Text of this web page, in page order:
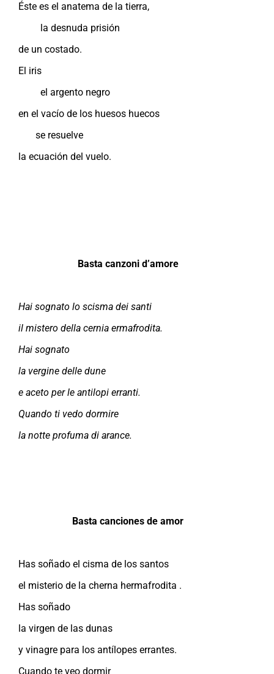
Éste es el anatema de la tierra,
la desnuda prisión
de un costado.
El iris
el argento negro
en el vacío de los huesos huecos
se resuelve
la ecuación del vuelo.
Basta canzoni d’amore
Hai sognato lo scisma dei santi
il mistero della cernia ermafrodita.
Hai sognato
la vergine delle dune
e aceto per le antilopi erranti.
Quando ti vedo dormire
la notte profuma di arance.
Basta canciones de amor
Has soñado el cisma de los santos
el misterio de la cherna hermafrodita .
Has soñado
la virgen de las dunas
y vinagre para los antílopes errantes.
Cuando te veo dormir